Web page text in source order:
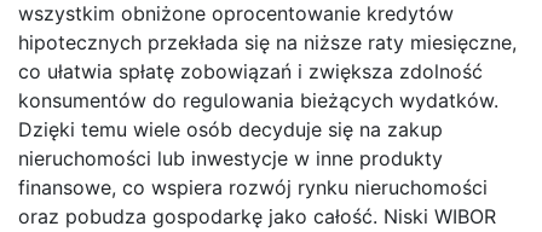
wszystkim obniżone oprocentowanie kredytów
hipotecznych przekłada się na niższe raty miesięczne,
co ułatwia spłatę zobowiązań i zwiększa zdolność
konsumentów do regulowania bieżących wydatków.
Dzięki temu wiele osób decyduje się na zakup
nieruchomości lub inwestycje w inne produkty
finansowe, co wspiera rozwój rynku nieruchomości
oraz pobudza gospodarkę jako całość. Niski WIBOR